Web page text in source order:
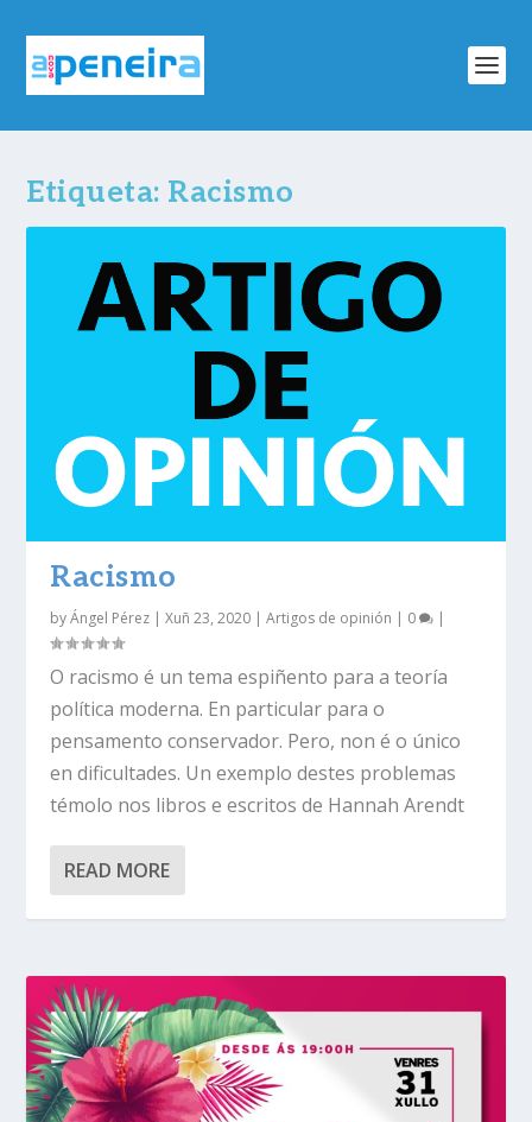
Etiqueta: Racismo
Racismo
byÁngel Pérez |Xuñ 23, 2020 |Artigos de opinión | 0 |
O racismo é un tema espiñento para a teoría
política moderna. En particular para o
pensamento conservador. Pero, non é o único
en dificultades. Un exemplo destes problemas
témolo nos libros e escritos de Hannah Arendt
READ MORE